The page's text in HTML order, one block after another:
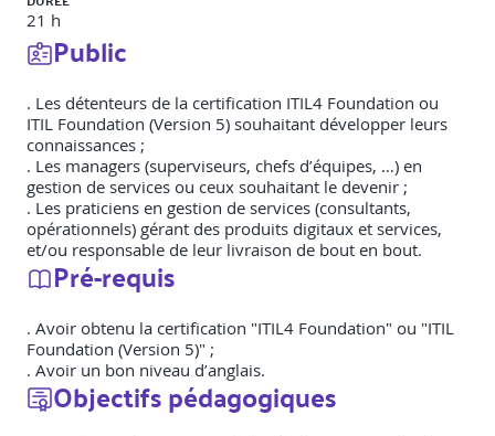
21 h
Public
. Les détenteurs de la certification ITIL4 Foundation ou
ITIL Foundation (Version 5) souhaitant développer leurs
connaissances ;
. Les managers (superviseurs, chefs d’équipes, …) en
gestion de services ou ceux souhaitant le devenir ;
. Les praticiens en gestion de services (consultants,
opérationnels) gérant des produits digitaux et services,
et/ou responsable de leur livraison de bout en bout.
Pré-requis
. Avoir obtenu la certification "ITIL4 Foundation" ou "ITIL
Foundation (Version 5)" ;
. Avoir un bon niveau d’anglais.
Objectifs pédagogiques